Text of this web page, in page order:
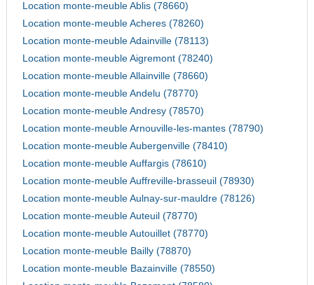
Location monte-meuble Ablis (78660)
Location monte-meuble Acheres (78260)
Location monte-meuble Adainville (78113)
Location monte-meuble Aigremont (78240)
Location monte-meuble Allainville (78660)
Location monte-meuble Andelu (78770)
Location monte-meuble Andresy (78570)
Location monte-meuble Arnouville-les-mantes (78790)
Location monte-meuble Aubergenville (78410)
Location monte-meuble Auffargis (78610)
Location monte-meuble Auffreville-brasseuil (78930)
Location monte-meuble Aulnay-sur-mauldre (78126)
Location monte-meuble Auteuil (78770)
Location monte-meuble Autouillet (78770)
Location monte-meuble Bailly (78870)
Location monte-meuble Bazainville (78550)